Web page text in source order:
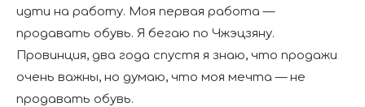
идти на работу. Моя первая работа —
продавать обувь. Я бегаю по Чжэцзяну.
Провинция, два года спустя я знаю, что продажи
очень важны, но думаю, что моя мечта — не
продавать обувь.